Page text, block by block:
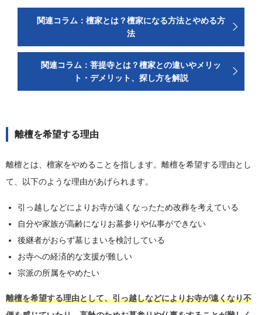
関連コラム：檀家とは？檀家になる方法とやめる方
法
関連コラム：菩提寺とは？檀家との違いやメリッ
ト・デメリット、探し方を解説
離檀を希望する理由
離檀とは、檀家をやめることを指します。離檀を希望する理由とし
て、以下のような理由があげられます。
引っ越しなどによりお寺が遠くなったため改葬を考えている
自分や家族が高齢になりお墓参りや仏事ができない
後継者がおらず墓じまいを検討している
お寺への経済的な支援が難しい
宗派の所属をやめたい
離檀を希望する理由として、引っ越しなどによりお寺が遠くなり不